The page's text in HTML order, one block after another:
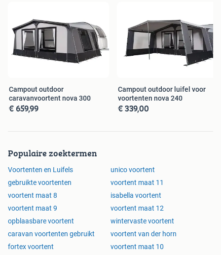
15 = 1000-1025 / € 1689
16 = 1025-1050 / € 1729
18 = 1075-1100 / € 1829
19 = 1100-1125 / € 1859
Slaapcabine uitbouw € 139
De prijs van dit artikel is een vaste prijs.
Wij kunnen dit artikel voor u verzenden.
U kunt het artikel ook ophalen bij ons in de winkel.
Te Velde Kamperen-Tuinmeubelen-Wintersport
Te Velde 'Buitengewoongoed'
Campout outdoor
caravanvoortent nova 300
€ 659,99
Campout outdoor luifel voor
voortenten nova 240
€ 339,00
Populaire zoektermen
Voortenten en Luifels
unico voortent
gebruikte voortenten
voortent maat 11
voortent maat 8
isabella voortent
voortent maat 9
voortent maat 12
opblaasbare voortent
wintervaste voortent
caravan voortenten gebruikt
voortent van der horn
fortex voortent
voortent maat 10